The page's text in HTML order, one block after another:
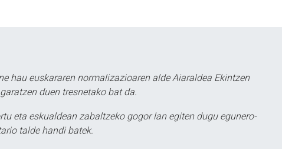
hau euskararen normalizazioaren alde Aiaraldea Ekintzen
duen tresnetako bat da.
eta eskualdean zabaltzeko gogor lan egiten dugu egunero-
talde handi batek.